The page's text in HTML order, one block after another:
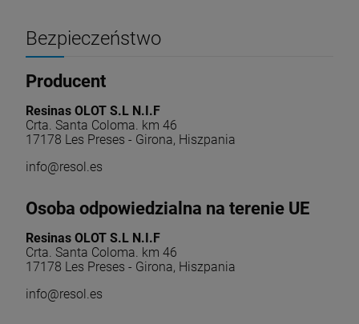
Bezpieczeństwo
Producent
Resinas OLOT S.L N.I.F
Crta. Santa Coloma. km 46
17178 Les Preses - Girona, Hiszpania
info@resol.es
Osoba odpowiedzialna na terenie UE
Resinas OLOT S.L N.I.F
Crta. Santa Coloma. km 46
17178 Les Preses - Girona, Hiszpania
info@resol.es